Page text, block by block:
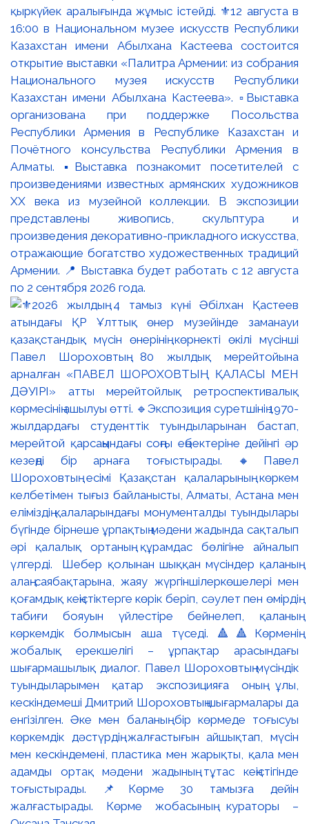
қыркүйек аралығында жұмыс істейді. ⚜️12 августа в
16:00 в Национальном музее искусств Республики
Казахстан имени Абылхана Кастеева состоится
открытие выставки «Палитра Армении: из собрания
Национального музея искусств Республики
Казахстан имени Абылхана Кастеева». ▫️Выставка
организована при поддержке Посольства
Республики Армения в Республике Казахстан и
Почётного консульства Республики Армения в
Алматы. ▪️Выставка познакомит посетителей с
произведениями известных армянских художников
XX века из музейной коллекции. В экспозиции
представлены живопись, скульптура и
произведения декоративно-прикладного искусства,
отражающие богатство художественных традиций
Армении. 📍 Выставка будет работать с 12 августа
по 2 сентября 2026 года.